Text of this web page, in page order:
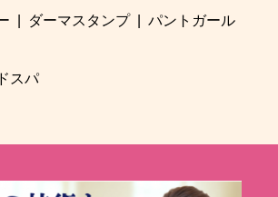
ダーマスタンプ
パントガール
スパ